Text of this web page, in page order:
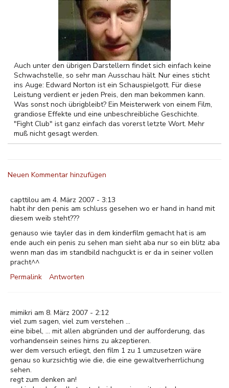
Auch unter den übrigen Darstellern findet sich einfach keine
Schwachstelle, so sehr man Ausschau hält. Nur eines sticht
ins Auge: Edward Norton ist ein Schauspielgott. Für diese
Leistung verdient er jeden Preis, den man bekommen kann.
Was sonst noch übrigbleibt? Ein Meisterwerk von einem Film,
grandiose Effekte und eine unbeschreibliche Geschichte.
"Fight Club" ist ganz einfach das vorerst letzte Wort. Mehr
muß nicht gesagt werden.
Neuen Kommentar hinzufügen
capttilou am 4. März 2007 - 3:13
habt ihr den penis am schluss gesehen wo er hand in hand mit
diesem weib steht???
genauso wie tayler das in dem kinderfilm gemacht hat is am
ende auch ein penis zu sehen man sieht aba nur so ein blitz aba
wenn man das im standbild nachguckt is er da in seiner vollen
pracht^^
Permalink
Antworten
mimikri am 8. März 2007 - 2:12
viel zum sagen, viel zum verstehen ...
eine bibel, ... mit allen abgründen und der aufforderung, das
vorhandensein seines hirns zu akzeptieren.
wer dem versuch erliegt, den film 1 zu 1 umzusetzen wäre
genau so kurzsichtig wie die, die eine gewaltverherrlichung
sehen.
regt zum denken an!